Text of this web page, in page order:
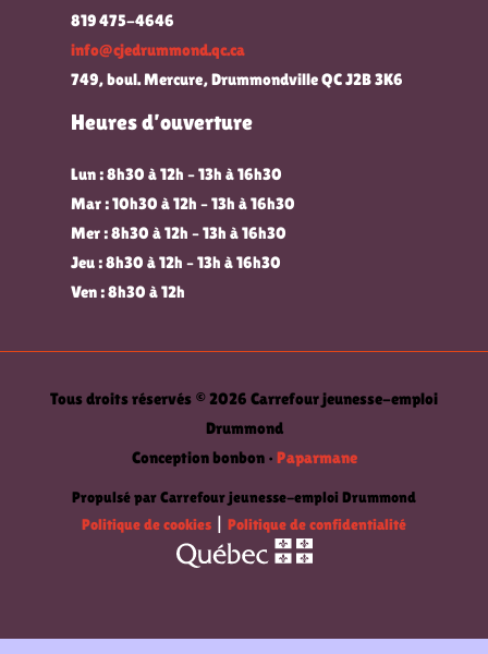
819 475-4646
info@cjedrummond.qc.ca
749, boul. Mercure, Drummondville QC J2B 3K6
Heures d’ouverture
Lun : 8h30 à 12h – 13h à 16h30
Mar : 10h30 à 12h – 13h à 16h30
Mer : 8h30 à 12h – 13h à 16h30
Jeu : 8h30 à 12h – 13h à 16h30
Ven : 8h30 à 12h
Tous droits réservés © 2026 Carrefour jeunesse-emploi
Drummond
Conception bonbon • Paparmane
Propulsé par Carrefour jeunesse-emploi Drummond
Politique de cookies
Politique de confidentialité